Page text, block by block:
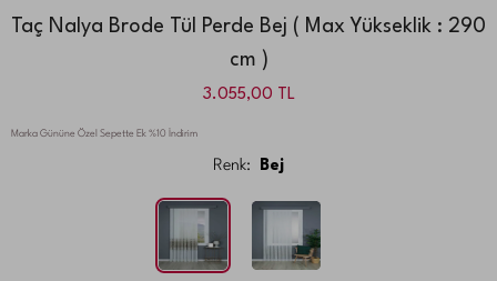
Taç Nalya Brode Tül Perde Bej ( Max Yükseklik : 290
cm )
3.055,00 TL
Marka Gününe Özel Sepette Ek %10 İndirim
Renk: Bej